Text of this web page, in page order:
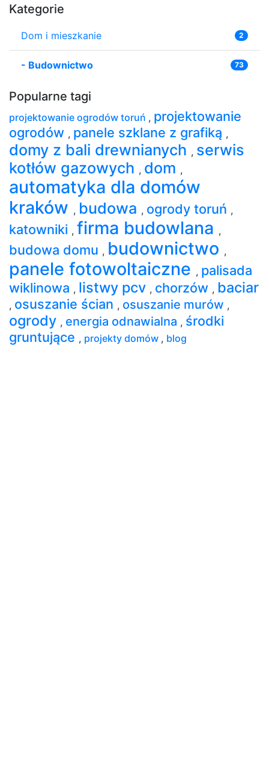
Kategorie
Dom i mieszkanie 2
- Budownictwo 73
Popularne tagi
projektowanie ogrodów toruń , projektowanie
ogrodów , panele szklane z grafiką ,
domy z bali drewnianych , serwis
kotłów gazowych , dom ,
automatyka dla domów
kraków , budowa , ogrody toruń ,
katowniki , firma budowlana ,
budowa domu , budownictwo ,
panele fotowoltaiczne , palisada
wiklinowa , listwy pcv , chorzów , baciar
, osuszanie ścian , osuszanie murów ,
ogrody , energia odnawialna , środki
gruntujące , projekty domów , blog